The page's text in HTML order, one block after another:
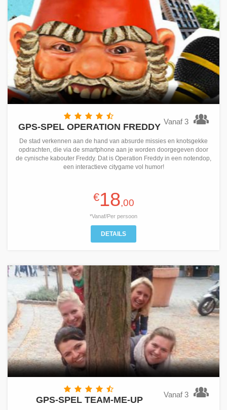
Vanaf 3
GPS-SPEL OPERATION FREDDY
De stad verkennen aan de hand van absurde missies en knotsgekke
opdrachten, die via de smartphone aan je worden doorgegeven door
de cynische kabouter Freddy. Dat is Operation Freddy in een notendop,
een interactieve citygame vol humor!
€18,00
*Vanaf/Per persoon
DETAILS
Vanaf 3
GPS-SPEL TEAM-ME-UP